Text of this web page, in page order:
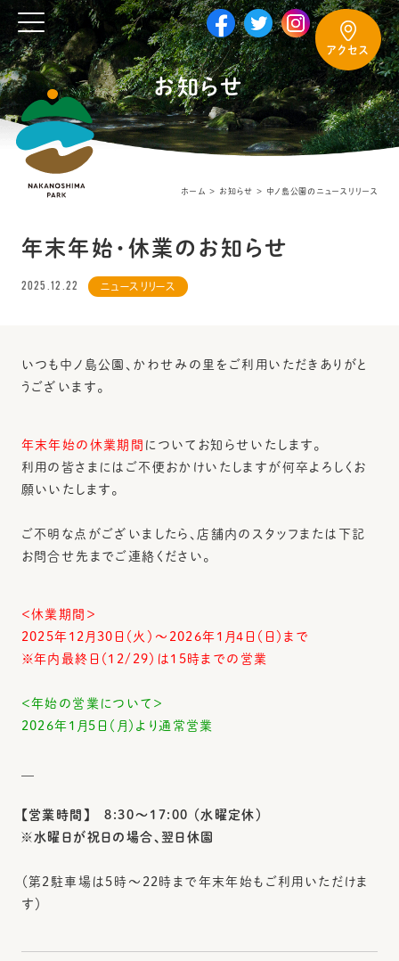
アクセス
お知らせ
ホーム お知らせ 中ノ島公園のニュースリリース
年末年始・休業のお知らせ
2025.12.22 ニュースリリース
いつも中ノ島公園、かわせみの里をご利用いただきありがと
うございます。
年末年始の休業期間 についてお知らせいたします。
利用の皆さまにはご不便おかけいたしますが何卒よろしくお
願いいたします。
ご不明な点がございましたら、店舗内のスタッフまたは下記
お問合せ先までご連絡ください。
＜休業期間＞
2025年12月30日（火）〜2026年1月4日（日）まで
※年内最終日（12/29）は15時までの営業
＜年始の営業について＞
2026年1月5日（月）より通常営業
【営業時間】 8:30〜17:00 （水曜定休）
※水曜日が祝日の場合、翌日休園
（第2駐車場は5時〜22時まで年末年始もご利用いただけま
す）